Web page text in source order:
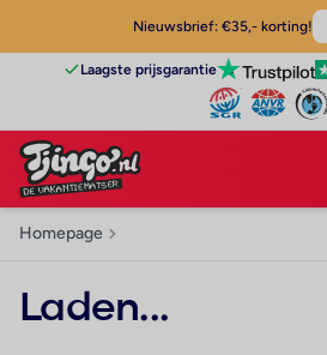
Nieuwsbrief: €35,- korting!
Laagste prijsgarantie
Homepage
Laden...